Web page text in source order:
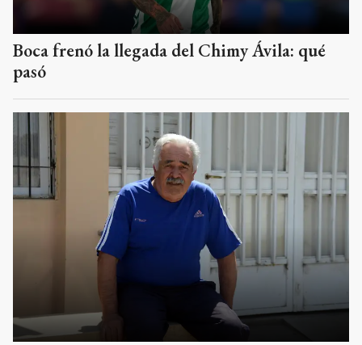
Boca frenó la llegada del Chimy Ávila: qué
pasó